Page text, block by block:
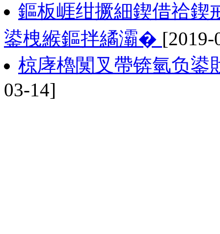
鏂板崕绀撅細鍥借祫鍥
鍙栧緱鏂拌繘灞� [2019-
椋庨櫓闃叉帶锛氫负鍙
03-14]